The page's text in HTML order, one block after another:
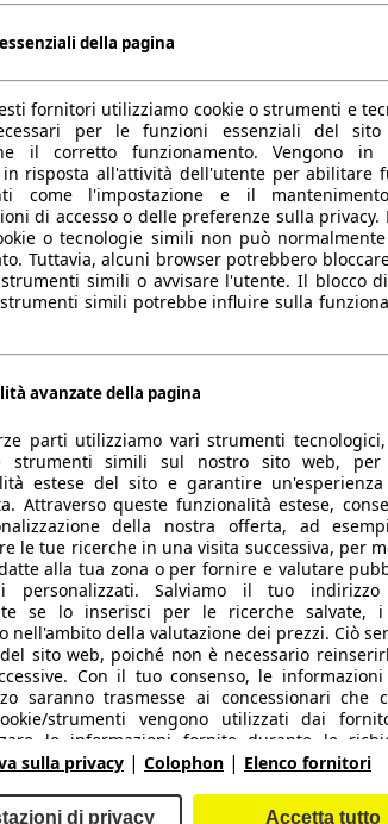
Area rivenditori
Servizi per i dealer
della pagina
fornitori utilizziamo cookie o strumenti e
per le funzioni essenziali del
il corretto funzionamento. Vengono in
risposta all'attività dell'utente per abilitare
come l'impostazione e il
di accesso o delle preferenze sulla privacy.
o tecnologie simili non può normalmente
Tuttavia, alcuni browser potrebbero
simili o avvisare l'utente. Il blocco
simili potrebbe influire sulla
avanzate della pagina
parti utilizziamo vari strumenti
strumenti simili sul nostro sito web,
estese del sito e garantire
Attraverso queste funzionalità estese,
della nostra offerta, ad
le tue ricerche in una visita successiva, per
alla tua zona o per fornire e valutare
personalizzati. Salviamo il tuo indirizzo
se lo inserisci per le ricerche salvate, i
nell'ambito della valutazione dei prezzi. Ciò
sito web, poiché non è necessario
Con il tuo consenso, le informazioni
saranno trasmesse ai concessionari che
strumenti vengono utilizzati dai
le informazioni fornite durante le
per 30 giorni e per riutilizzarle
Senza l'utilizzo di tali cookie/
sulla privacy | Colophon | Elenco fornitori
di privacy Accetta tutto